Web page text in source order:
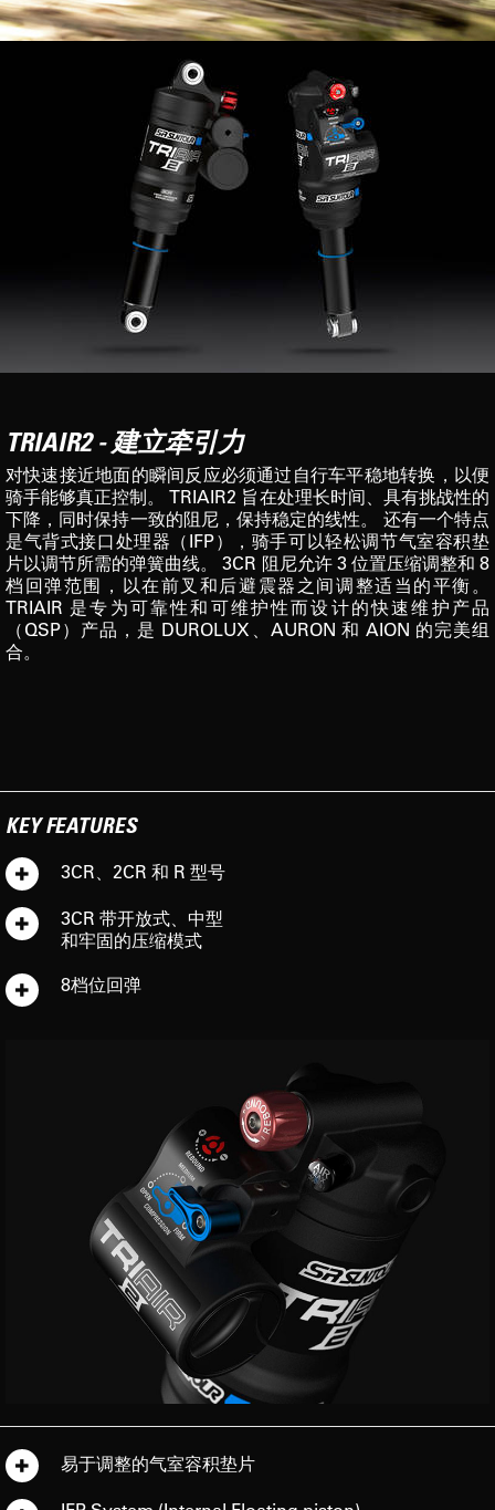
TRIAIR2 - 建立牵引力
对快速接近地面的瞬间反应必须通过自行车平稳地转换，以便
骑手能够真正控制。 TRIAIR2 旨在处理长时间、具有挑战性的
下降，同时保持一致的阻尼，保持稳定的线性。 还有一个特点
是气背式接口处理器（IFP），骑手可以轻松调节气室容积垫
片以调节所需的弹簧曲线。 3CR 阻尼允许 3 位置压缩调整和 8
档回弹范围，以在前叉和后避震器之间调整适当的平衡。
TRIAIR 是专为可靠性和可维护性而设计的快速维护产品
（QSP）产品，是 DUROLUX、AURON 和 AION 的完美组
合。
KEY FEATURES
3CR、2CR 和 R 型号
3CR 带开放式、中型
和牢固的压缩模式
8档位回弹
易于调整的气室容积垫片